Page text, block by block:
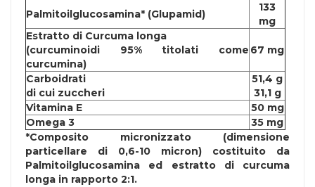
Palmitoilglucosamina* (Glupamid)
133
mg
Estratto di Curcuma longa
(curcuminoidi 95% titolati come
curcumina)
67 mg
Carboidrati
di cui zuccheri
51,4 g
31,1 g
Vitamina E
50 mg
Omega 3
35 mg
*Composito micronizzato (dimensione
particellare di 0,6-10 micron) costituito da
Palmitoilglucosamina ed estratto di curcuma
longa in rapporto 2:1.